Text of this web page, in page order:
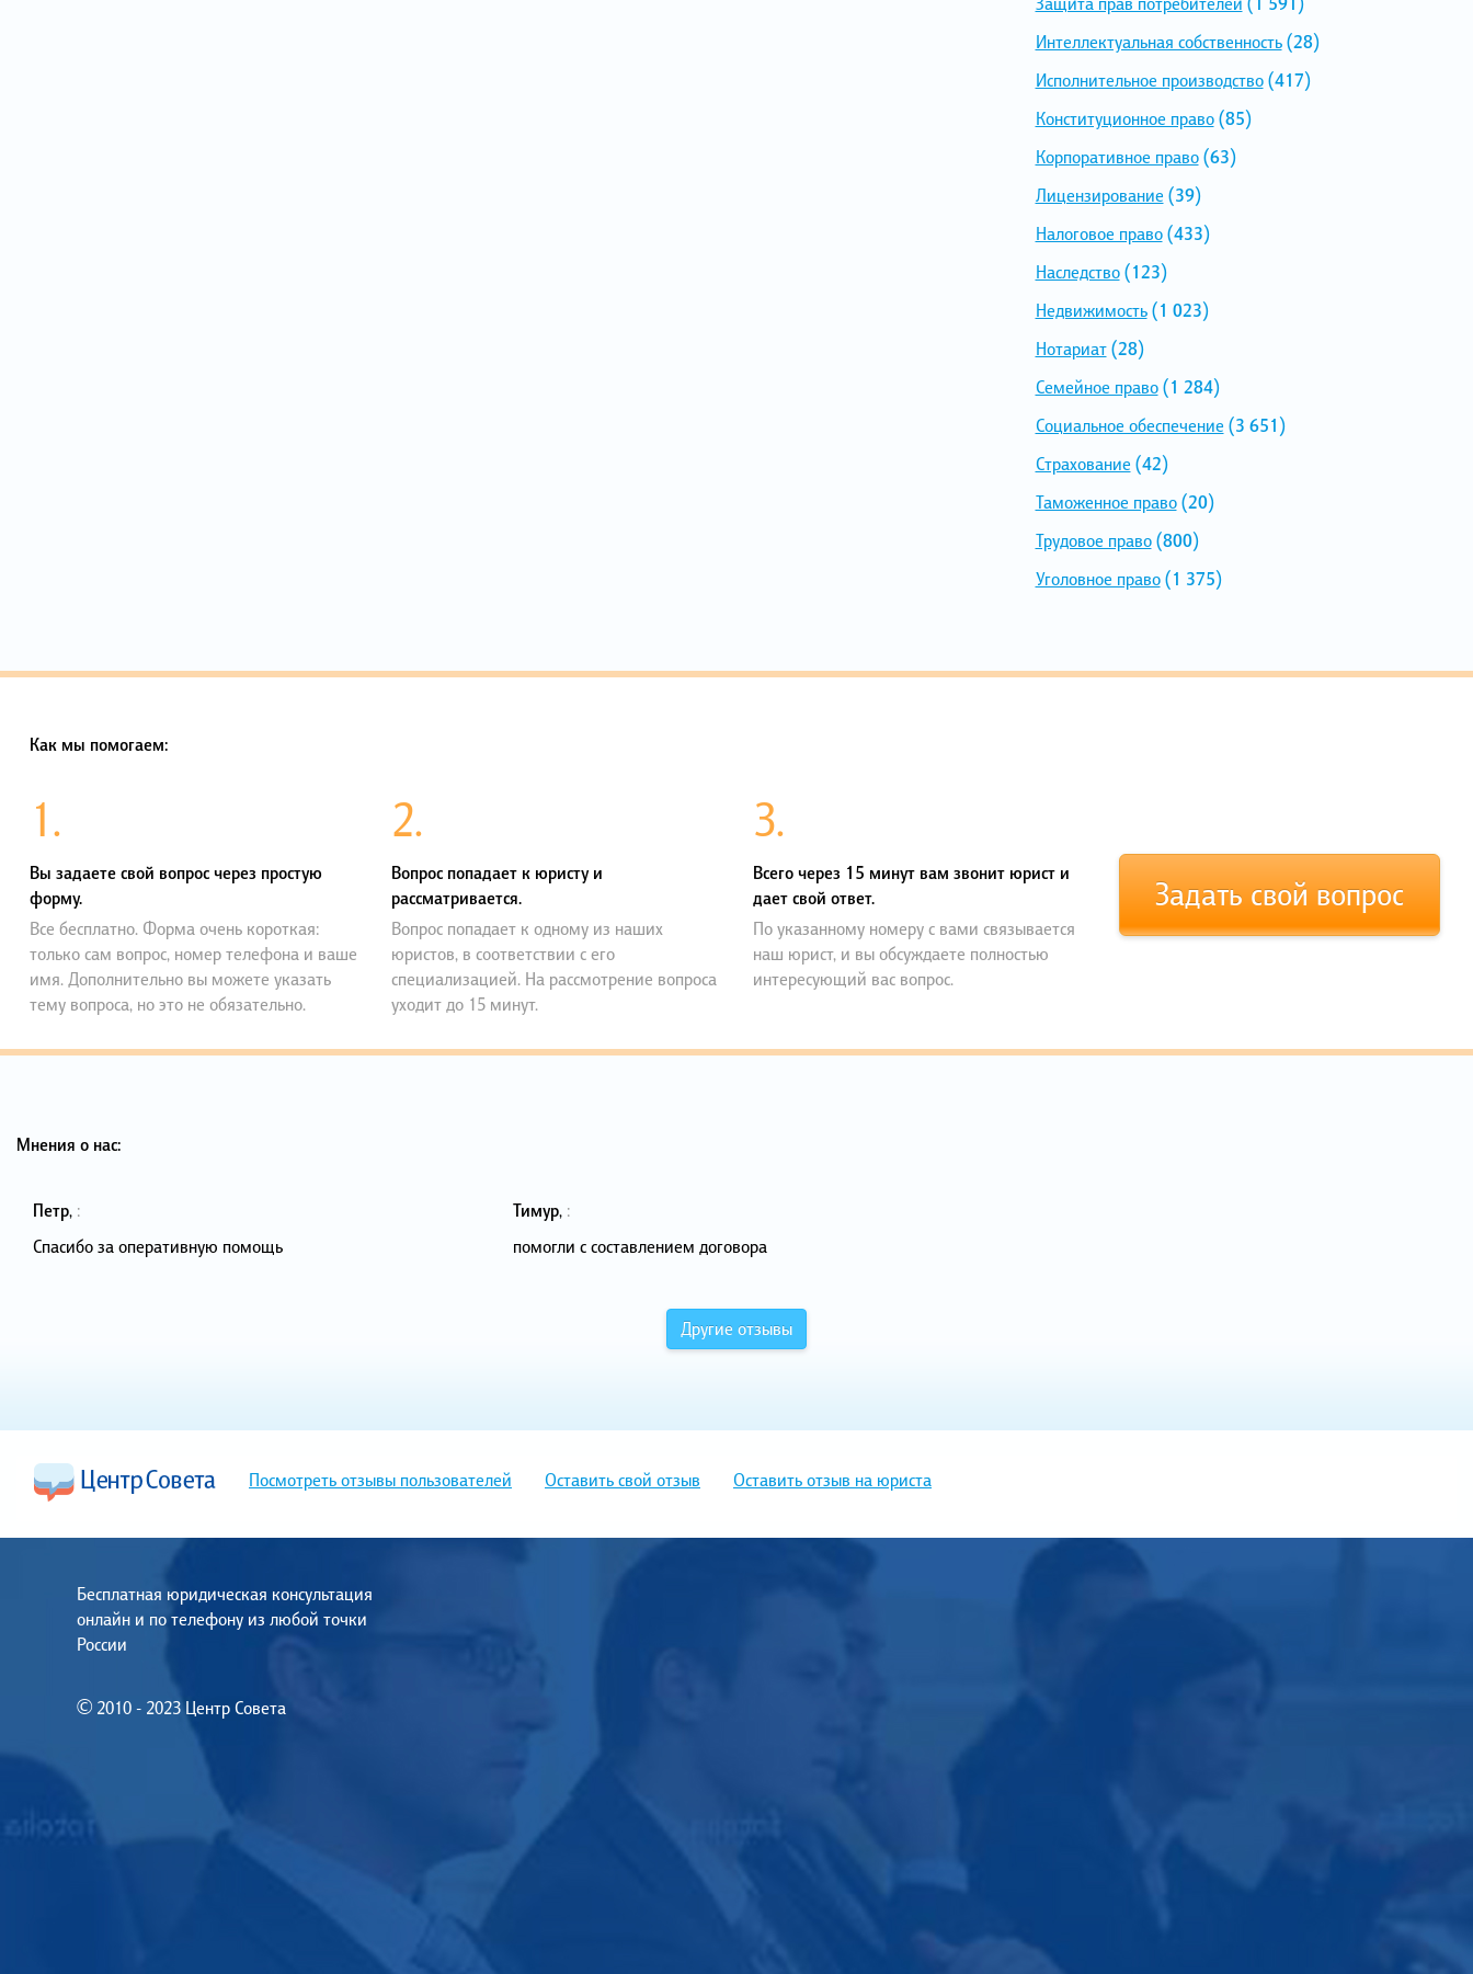
Интеллектуальная собственность(28)
Исполнительное производство(417)
Конституционное право(85)
Корпоративное право(63)
Лицензирование (39)
Налоговое право(433)
Наследство(123)
Недвижимость(1 023)
Нотариат(28)
Семейное право(1 284)
Социальное обеспечение (3 651)
Страхование (42)
Таможенное право(20)
Трудовое право(800)
Уголовное право(1 375)
Как мы помогаем:
1.
Вы задаете свой вопрос через простую
форму.
Все бесплатно. Форма очень короткая:
только сам вопрос, номер телефона и ваше
имя. Дополнительно вы можете указать
тему вопроса, но это не обязательно.
2.
Вопрос попадает к юристу и
рассматривается.
Вопрос попадает к одному из наших
юристов, в соответствии с его
специализацией. На рассмотрение вопроса
уходит до 15 минут.
3.
Всего через 15 минут вам звонит юрист и
дает свой ответ.
По указанному номеру с вами связывается
наш юрист, и вы обсуждаете полностью
интересующий вас вопрос.
Задать свой вопрос
Мнения о нас:
Петр, :
Спасибо за оперативную помощь
Тимур, :
помогли с составлением договора
Другие отзывы
Посмотреть отзывы пользователей Оставить свой отзыв Оставить отзыв на юриста
Бесплатная юридическая консультация
онлайн и по телефону из любой точки
России
© 2010 - 2023 Центр Совета